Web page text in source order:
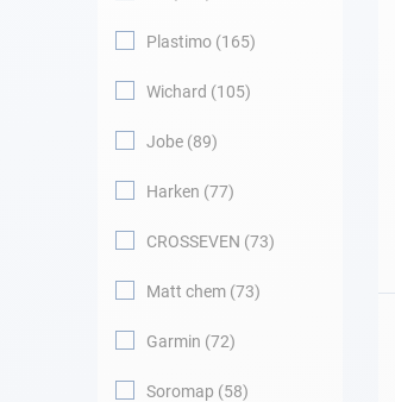
Mantenimiento
Tarjeta regalo -
Plastimo 165
Wichard 105
Jobe 89
Harken 77
CROSSEVEN 73
Matt chem 73
Garmin 72
Soromap 58